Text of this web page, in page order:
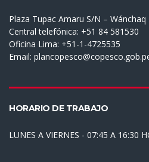
Plaza Tupac Amaru S/N – Wánchaq
Central telefónica: +51 84 581530
Oficina Lima: +51-1-4725535
Email:
HORARIO DE TRABAJO
LUNES A VIERNES - 07:45 A 16:30